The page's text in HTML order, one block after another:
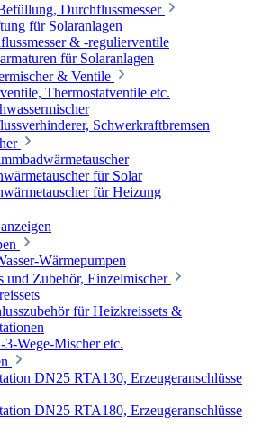
Durchflussmesser
für Solaranlagen
& -regulierventile
für Solaranlagen
& Ventile
Thermostatventile etc.
Schwerkraftbremsen
für Solar
für Heizung
Wärmepumpen
und Zubehör, Einzelmischer
für Heizkreissets &
3-Wege-Mischer etc.
DN25 RTA130, Erzeugeranschlüsse
DN25 RTA180, Erzeugeranschlüsse